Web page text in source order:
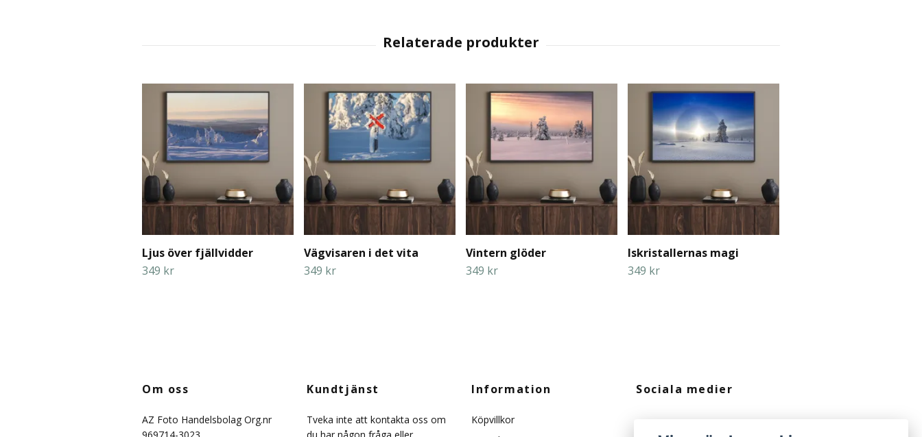
Ljus över fjällvidder
349 kr
Vägvisaren i det vita
349 kr
Vintern glöder
349 kr
Iskristallernas magi
349 kr
Om oss
AZ Foto Handelsbolag Org.nr
Kundtjänst
Tveka inte att kontakta oss om
Information
Köpvillkor
Sociala medier